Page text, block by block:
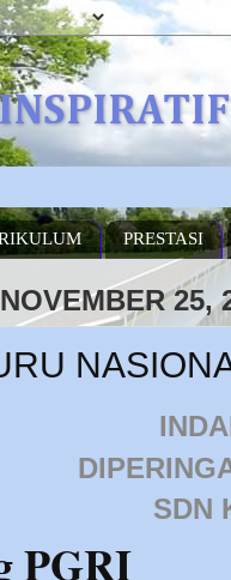
PRESTASI
25,
SDN
PGRI